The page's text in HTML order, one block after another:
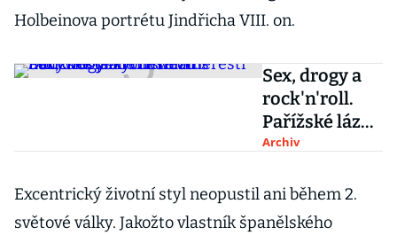
Holbeinova portrétu Jindřicha VIII. on.
Sex, drogy a
rock'n'roll.
Pařížské lázně
Les Bains
místem
neřestí
Archiv
Excentrický životní styl neopustil ani během 2.
světové války. Jakožto vlastník španělského